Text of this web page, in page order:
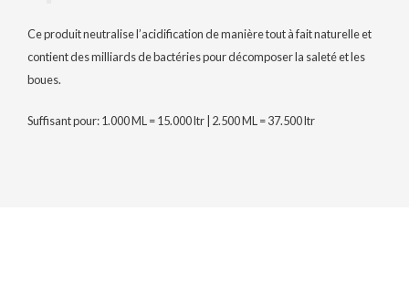
Ce produit neutralise l’acidification de manière tout à fait naturelle et
contient des milliards de bactéries pour décomposer la saleté et les
boues.
Suffisant pour: 1.000 ML = 15.000 ltr | 2.500 ML = 37.500 ltr